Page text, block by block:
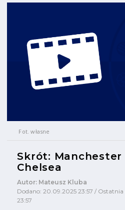
Fot. własne
Skrót: Manchester
Chelsea
Autor: Mateusz Kluba
Dodano: 20.09.2025 23:57 /
23:57